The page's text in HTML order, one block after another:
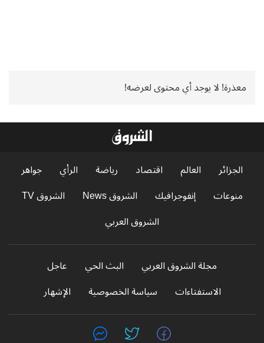
معذرة! لا يوجد أي محتوى لعرضه!
الجزائر العالم اقتصاد رياضة الرأي
جواهر
منوعات
إنفوجرافيك الشروق News
الشروق TV
الشروق العربي
مجلة الشروق العربي البث الحي
عاجل
الاستفتاءات
سياسة الخصوصية الإشهار